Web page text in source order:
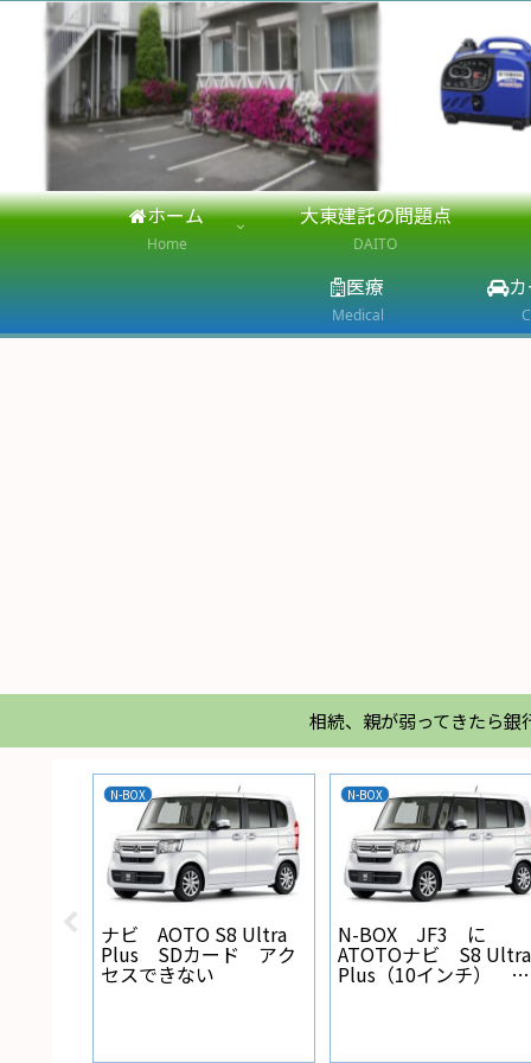
ホーム
Home
大東建託の問題点
DAITO
医療
Medical
相続、親が弱ってきたら銀
N-BOX
ナビ AOTO S8 Ultra
Plus SDカード アク
セスできない
N-BOX
N-BOX JF3 に
ATOTOナビ S8 Ultra
Plus（10インチ） を
取り付けた